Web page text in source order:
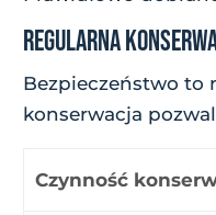
REGULARNA
Bezpieczeństwo to
konserwacja
Czynność